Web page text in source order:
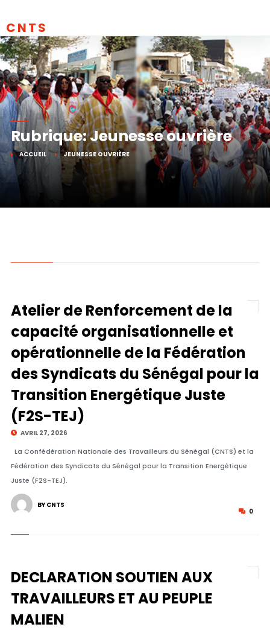
CNTS
Rubrique: Jeunesse ouvrière
ACCUEIL JEUNESSE OUVRIÈRE
Atelier de Renforcement de la
capacité organisationnelle et
opérationnelle de la Fédération
des Syndicats du Sénégal pour la
Transition Energétique Juste
(F2S-TEJ)
AVRIL 27, 2026
La Confédération Nationale des Travailleurs du Sénégal (CNTS) et la
Fédération des Syndicats du Sénégal pour la Transition Energétique
Juste (F2S-TEJ).
0
BY CNTS
DECLARATION SOUTIEN AUX
TRAVAILLEURS ET AU PEUPLE
MALIEN